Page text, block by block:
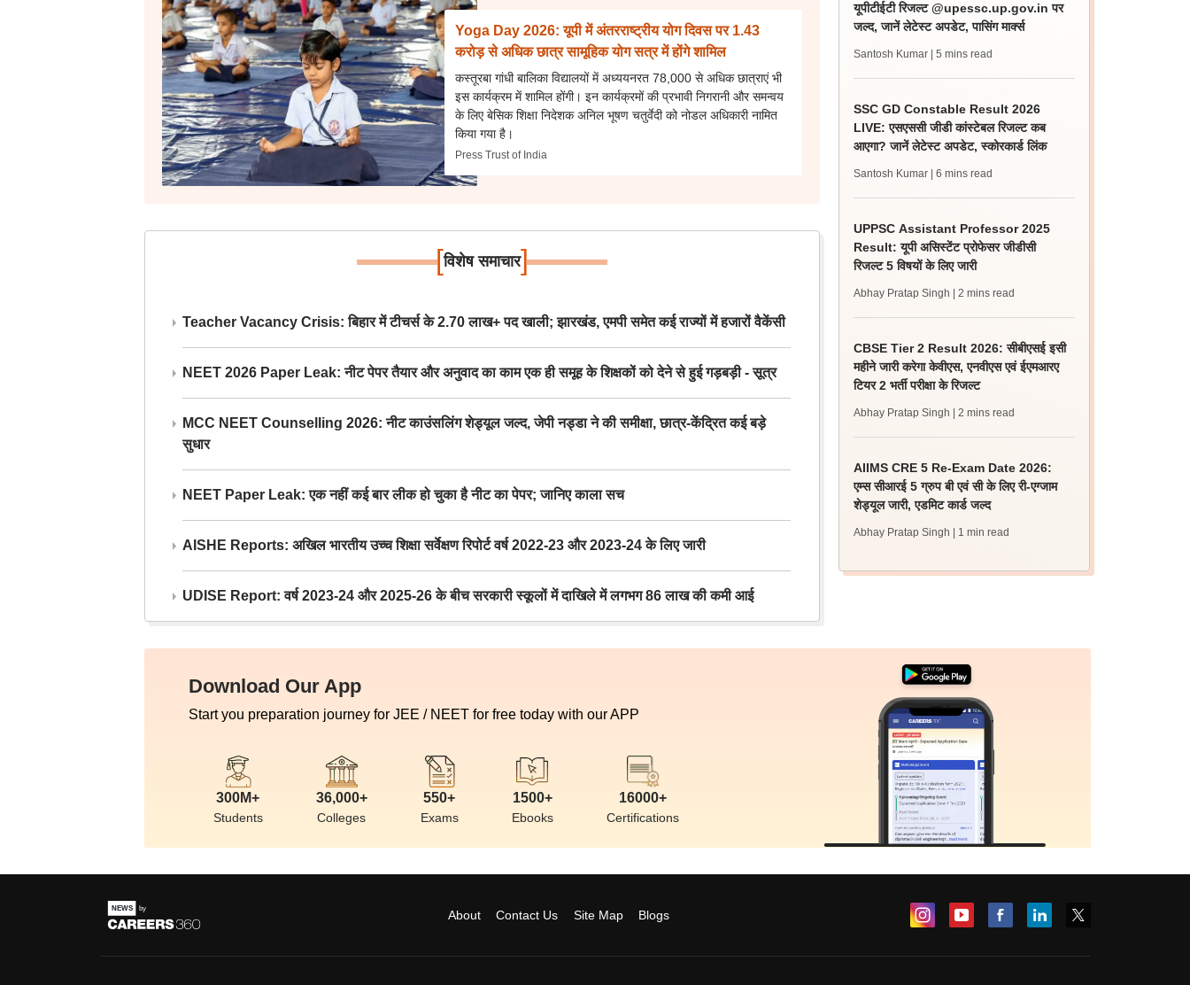
Yoga Day 2026: यूपी में अंतरराष्ट्रीय योग दिवस पर 1.43
करोड़ से अधिक छात्र सामूहिक योग सत्र में होंगे शामिल
कस्तूरबा गांधी बालिका विद्यालयों में अध्ययनरत 78,000 से अधिक छात्राएं भी
इस कार्यक्रम में शामिल होंगी। इन कार्यक्रमों की प्रभावी निगरानी और समन्वय
के लिए बेसिक शिक्षा निदेशक अनिल भूषण चतुर्वेदी को नोडल अधिकारी नामित
किया गया है।
Press Trust of India
[विशेष समाचार]
Teacher Vacancy Crisis: बिहार में टीचर्स के 2.70 लाख+ पद खाली; झारखंड, एमपी समेत कई राज्यों में हजारों वैकेंसी
NEET 2026 Paper Leak: नीट पेपर तैयार और अनुवाद का काम एक ही समूह के शिक्षकों को देने से हुई गड़बड़ी - सूत्र
MCC NEET Counselling 2026: नीट काउंसलिंग शेड्यूल जल्द, जेपी नड्डा ने की समीक्षा, छात्र-केंद्रित कई बड़े
सुधार
NEET Paper Leak: एक नहीं कई बार लीक हो चुका है नीट का पेपर; जानिए काला सच
AISHE Reports: अखिल भारतीय उच्च शिक्षा सर्वेक्षण रिपोर्ट वर्ष 2022-23 और 2023-24 के लिए जारी
UDISE Report: वर्ष 2023-24 और 2025-26 के बीच सरकारी स्कूलों में दाखिले में लगभग 86 लाख की कमी आई
यूपीटीईटी रिजल्ट @upessc.up.gov.in पर
जल्द, जानें लेटेस्ट अपडेट, पासिंग मार्क्स
Santosh Kumar | 5 mins read
SSC GD Constable Result 2026
LIVE: एसएससी जीडी कांस्टेबल रिजल्ट कब
आएगा? जानें लेटेस्ट अपडेट, स्कोरकार्ड लिंक
Santosh Kumar | 6 mins read
UPPSC Assistant Professor 2025
Result: यूपी असिस्टेंट प्रोफेसर जीडीसी
रिजल्ट 5 विषयों के लिए जारी
Abhay Pratap Singh | 2 mins read
CBSE Tier 2 Result 2026: सीबीएसई इसी
महीने जारी करेगा केवीएस, एनवीएस एवं ईएमआरए
टियर 2 भर्ती परीक्षा के रिजल्ट
Abhay Pratap Singh | 2 mins read
AIIMS CRE 5 Re-Exam Date 2026:
एम्स सीआरई 5 ग्रुप बी एवं सी के लिए री-एग्जाम
शेड्यूल जारी, एडमिट कार्ड जल्द
Abhay Pratap Singh | 1 min read
Download Our App
Start you preparation journey for JEE / NEET for free today with our APP
300M+
Students
36,000+
Colleges
550+
Exams
1500+
Ebooks
16000+
Certifications
About Contact Us Site Map Blogs